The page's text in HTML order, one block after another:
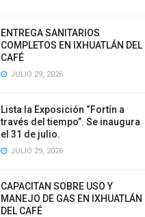
ENTREGA SANITARIOS
COMPLETOS EN IXHUATLÁN DEL
CAFÉ
JULIO 29, 2026
Lista la Exposición “Fortín a
través del tiempo”. Se inaugura
el 31 de julio.
JULIO 29, 2026
CAPACITAN SOBRE USO Y
MANEJO DE GAS EN IXHUATLÁN
DEL CAFÉ